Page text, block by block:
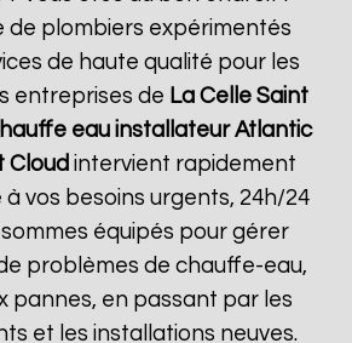
de plombiers expérimentés
de haute qualité pour les
entreprises de La Celle Saint
eau installateur Atlantic
Cloud intervient rapidement
vos besoins urgents, 24h/24
équipés pour gérer
problèmes de chauffe-eau,
pannes, en passant par les
et les installations neuves.